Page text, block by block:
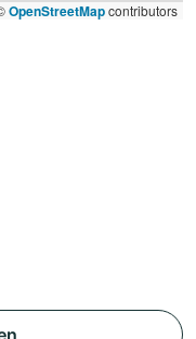
OpenStreetMapcontributors